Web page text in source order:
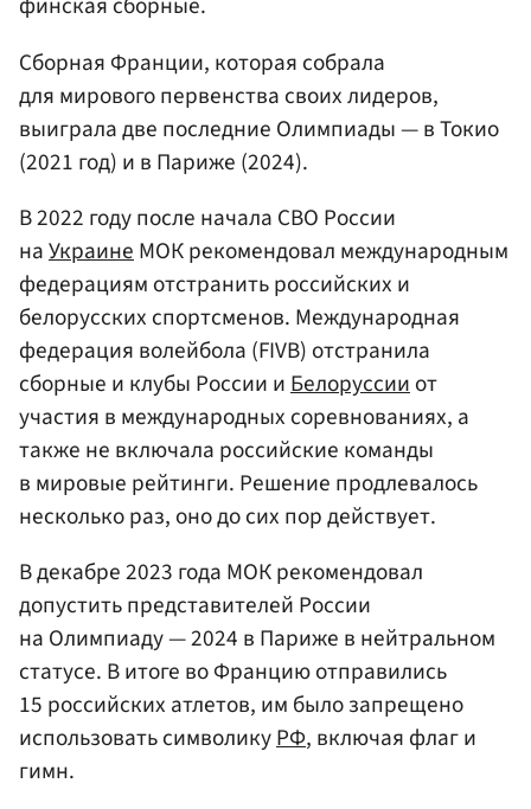
Сборная Франции, которая собрала
для мирового первенства своих лидеров,
выиграла две последние Олимпиады — в Токио
(2021 год) и в Париже (2024).
В 2022 году после начала СВО России
наУкраинеМОК рекомендовал международным
федерациям отстранить российских и
белорусских спортсменов. Международная
федерация волейбола (FIVB) отстранила
сборные и клубы России иБелоруссииот
участия в международных соревнованиях, а
также не включала российские команды
в мировые рейтинги. Решение продлевалось
несколько раз, оно до сих пор действует.
В декабре 2023 года МОК рекомендовал
допустить представителей России
на Олимпиаду — 2024 в Париже в нейтральном
статусе. В итоге во Францию отправились
15 российских атлетов, им было запрещено
использовать символикуРФ, включая флаг и
гимн.